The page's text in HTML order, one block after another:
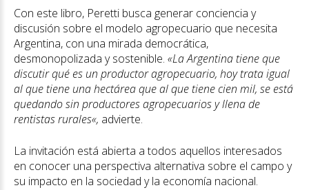
Con este libro, Peretti busca generar conciencia y
discusión sobre el modelo agropecuario que necesita
Argentina, con una mirada democrática,
desmonopolizada y sostenible. «La Argentina tiene que
discutir qué es un productor agropecuario, hoy trata igual
al que tiene una hectárea que al que tiene cien mil, se está
quedando sin productores agropecuarios y llena de
rentistas rurales«, advierte.
La invitación está abierta a todos aquellos interesados
en conocer una perspectiva alternativa sobre el campo y
su impacto en la sociedad y la economía nacional.